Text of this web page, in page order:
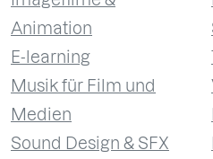
Animation
E-learning
Musik für Film und
Medien
Sound Design & SFX